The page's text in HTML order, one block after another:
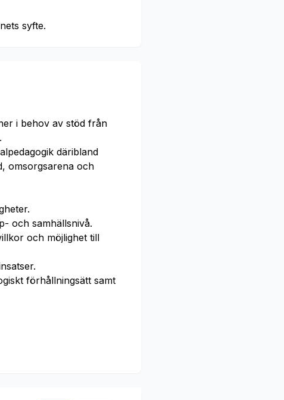
syfte.
i behov av stöd från
däribland
omsorgsarena och
och samhällsnivå.
och möjlighet till
förhållningsätt samt